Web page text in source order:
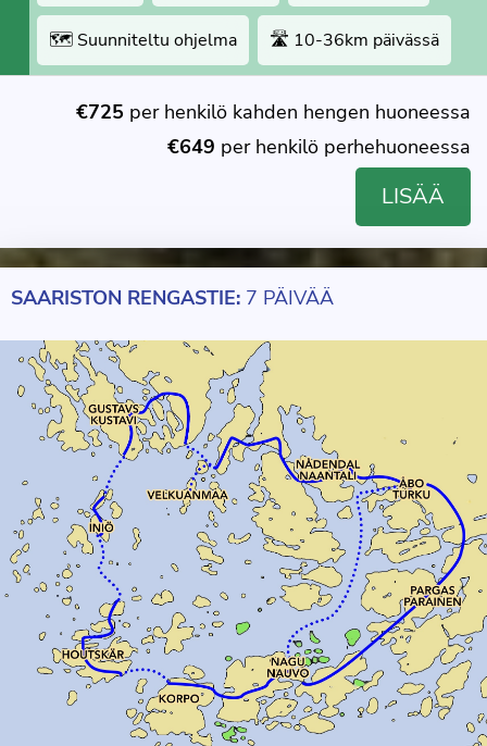
🗺 Suunniteltu ohjelma 🛣 10-36km päivässä
€725 per henkilö kahden hengen huoneessa
€649 per henkilö perhehuoneessa
LISÄÄ
SAARISTON RENGASTIE: 7 PÄIVÄÄ